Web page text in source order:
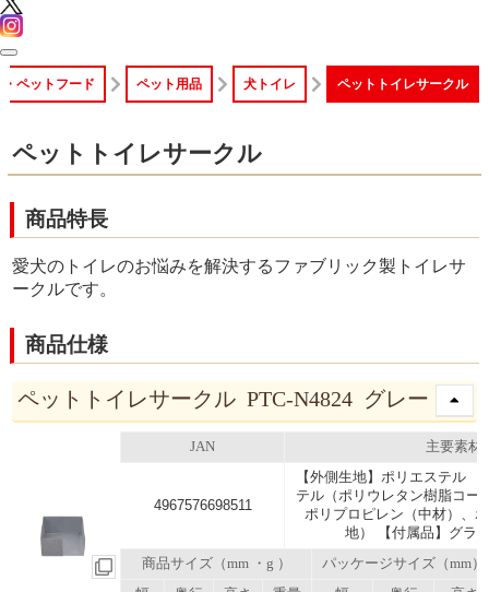
ペットフード ペット用品 犬トイレ ペットトイレサークル
ペットトイレサークル
商品特長
愛犬のトイレのお悩みを解決するファブリック製トイレサ
ークルです。
商品仕様
ペットトイレサークル PTC-N4824 グレー
JAN 主要素材
4967576698511
【外側生地】ポリエステル
テル（ポリウレタン樹脂コー
ポリプロピレン（中材）、
地） 【付属品】グラ
商品サイズ（mm ・g ）
パッケージサイズ（mm）